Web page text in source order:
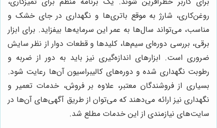
روغن‌کاری، شارژ به موقع باتری‌ها و نگهداری در جای خشک و
مناسب، می‌تواند سال‌ها به عمر این سرمایه‌ها بیفزاید. برای ابزار
برقی، بررسی دوره‌ای سیم‌ها، کلیدها و قطعات دوار از نظر سایش
ضروری است. ابزارهای اندازه‌گیری نیز باید به دور از ضربه و
رطوبت نگهداری شده و دوره‌های کالیبراسیون آن‌ها رعایت شود.
بسیاری از فروشندگان معتبر، علاوه بر فروش، خدمات تعمیر و
نگهداری نیز ارائه می‌دهند که می‌توان از طریق آگهی‌های آن‌ها در
سایت‌های نیازمندی از این خدمات مطلع شد.